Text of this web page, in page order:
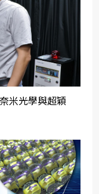
米光學與超穎